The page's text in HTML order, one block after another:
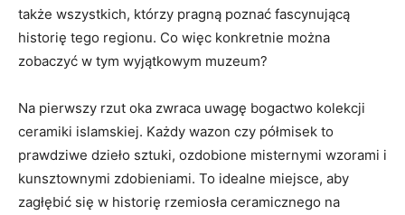
także wszystkich, którzy pragną poznać fascynującą
historię tego regionu.​ Co więc konkretnie można
zobaczyć w tym ‍wyjątkowym​ muzeum?
Na pierwszy rzut oka zwraca‍ uwagę bogactwo kolekcji⁢
ceramiki islamskiej. Każdy ⁤wazon czy ⁢półmisek to
‌prawdziwe‍ dzieło sztuki, ozdobione misternymi ⁤wzorami i
kunsztownymi zdobieniami. To idealne miejsce, aby‌
zagłębić się ​w⁣ historię rzemiosła ⁤ceramicznego na